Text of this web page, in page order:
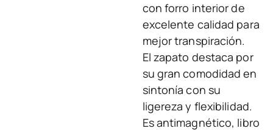
con forro interior de
excelente calidad para
mejor transpiración.
El zapato destaca por
su gran comodidad en
sintonía con su
ligereza y flexibilidad.
Es antimagnético, libro